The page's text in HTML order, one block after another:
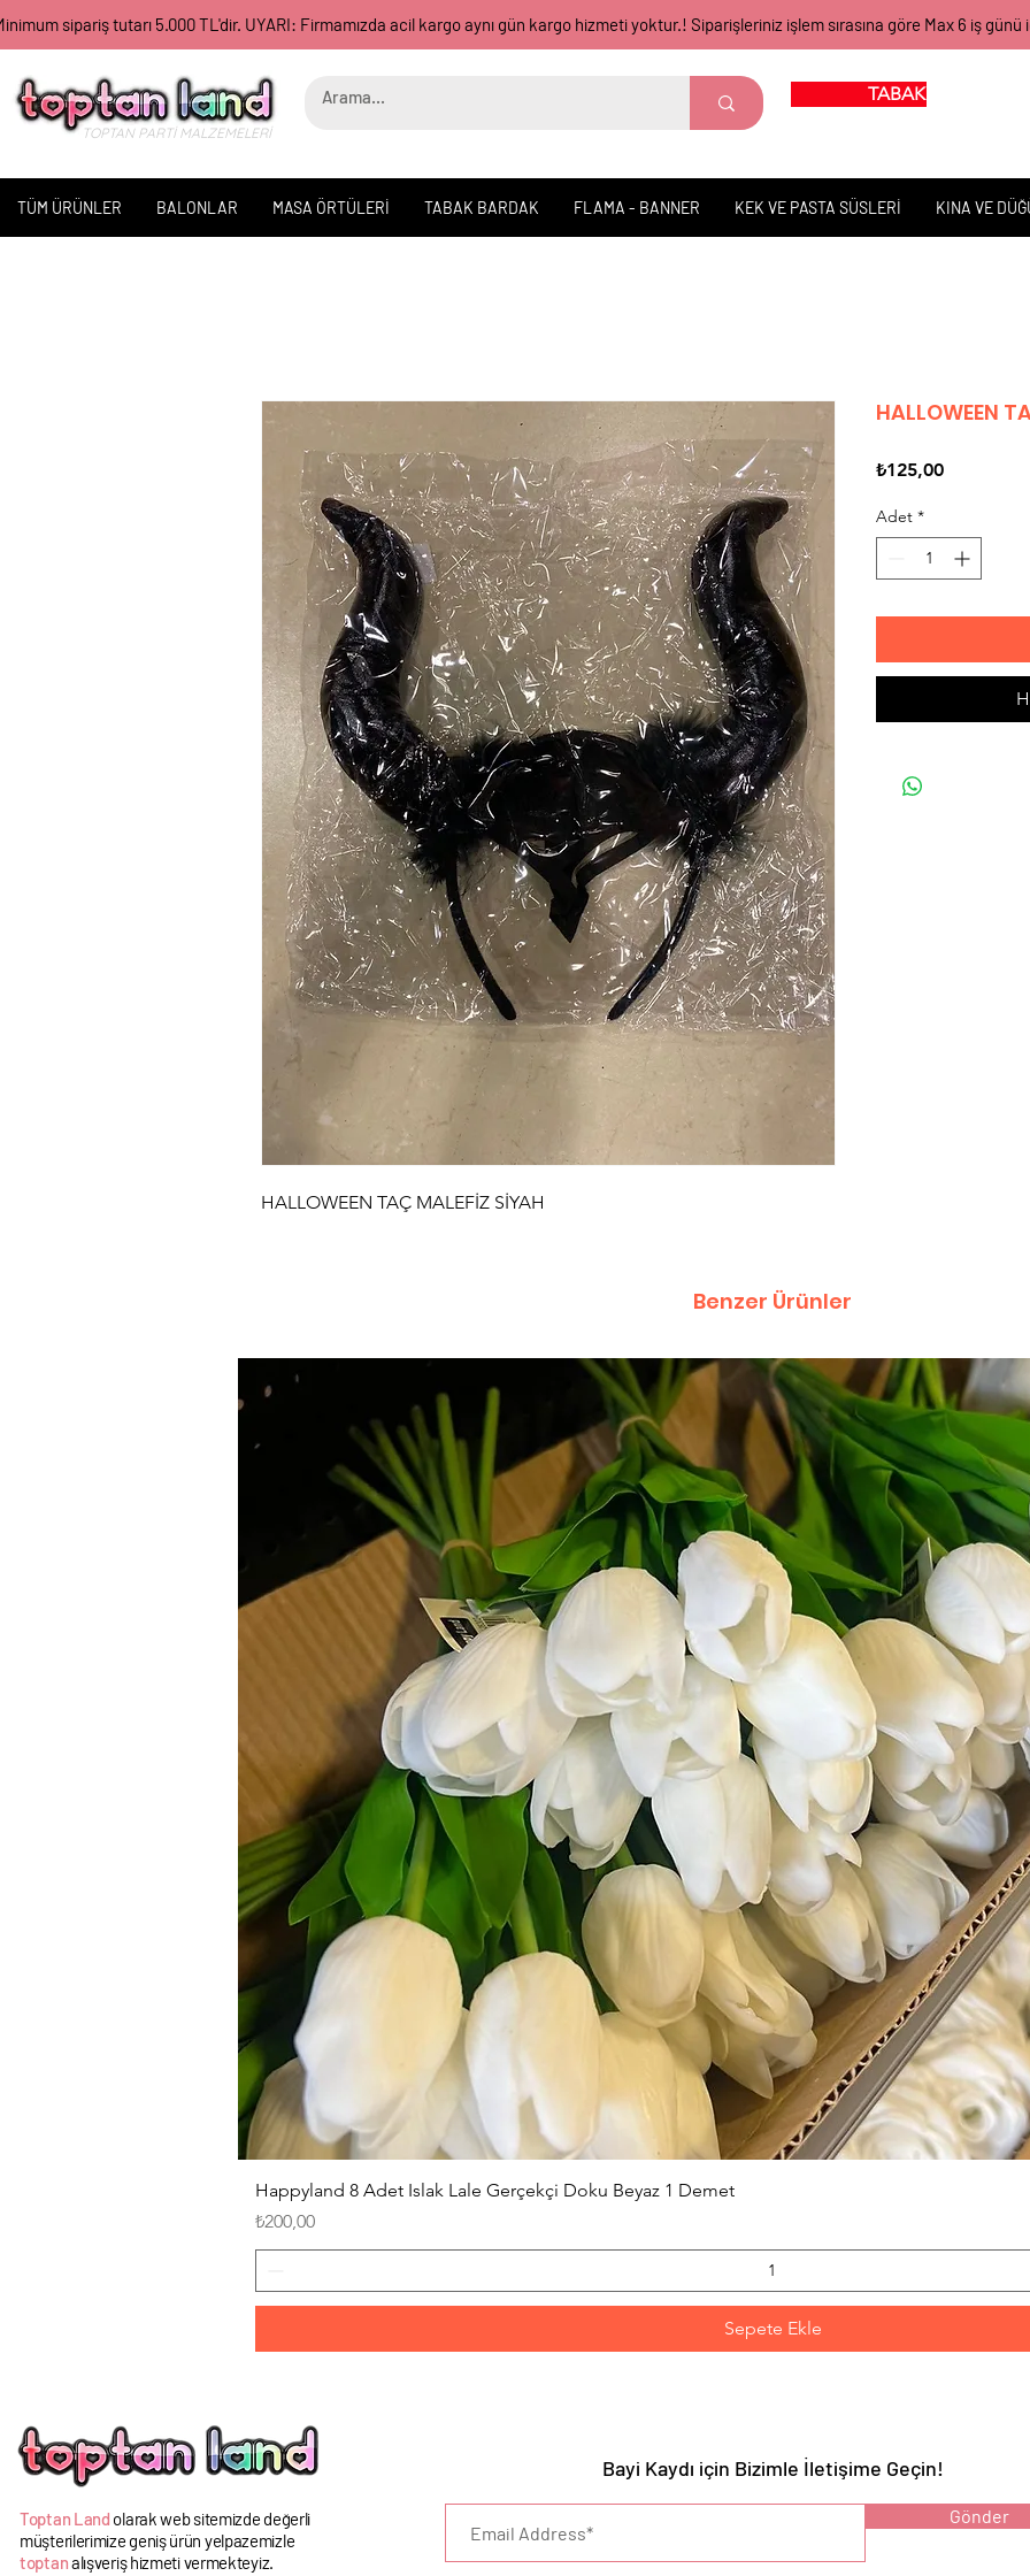
sipariş tutarı 5.000 TL'dir. UYARI: Firmamızda acil kargo aynı gün kargo hizmeti yoktur.! Siparişleriniz işlem sırasına göre Max 6 iş
TOPTAN PARTİ MALZEMELERİ
TABAK BARDAK
TÜM ÜRÜNLER BALONLAR MASA ÖRTÜLERİ TABAK BARDAK FLAMA - BANNER KEK VE PASTA SÜSLERİ KINA VE
HALLOWEEN TAÇ MALEFİZ SİYAH
HALLOWEEN
₺125,00Fiyat
Adet *
Benzer Ürünler
Happyland 8 Adet Islak Lale Gerçekçi Doku Beyaz 1 Demet
Fiyat
₺200,00
Sepete Ekle
Toptan Land olarak web sitemizde değerli
müşterilerimize geniş ürün yelpazemizle
toptanalışveriş hizmeti vermekteyiz.
UYARI :
Bayi Kaydı için Bizimle İletişime Geçin!
Gönder